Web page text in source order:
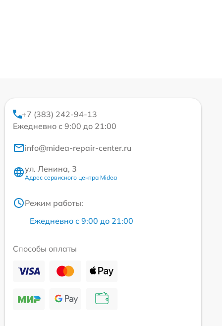
+7 (383) 242-94-13
Ежедневно с 9:00 до 21:00
info@midea-repair-center.ru
ул. Ленина, 3
Адрес сервисного центра Midea
Режим работы:
Ежедневно с 9:00 до 21:00
Способы оплаты